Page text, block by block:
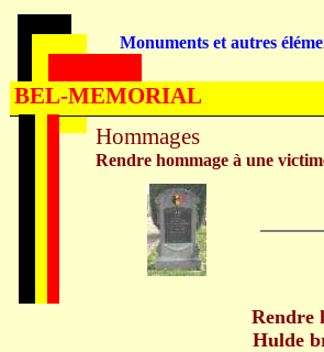
Rendre
Hulde
Hommages
Rendre hommage à une
Monuments et autres
BEL-MEMORIAL